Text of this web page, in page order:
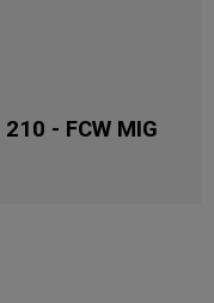
- FCW MIG